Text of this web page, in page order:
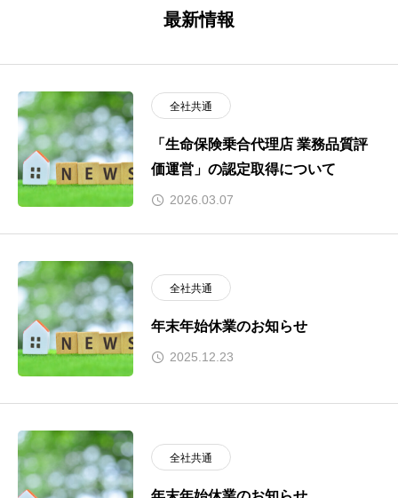
最新情報
全社共通
「生命保険乗合代理店 業務品質評
価運営」の認定取得について
2026.03.07
全社共通
年末年始休業のお知らせ
2025.12.23
全社共通